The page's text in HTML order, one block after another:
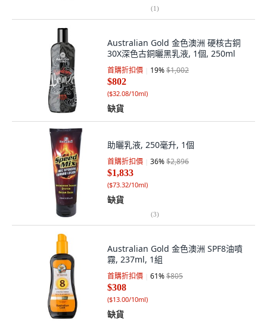
(1)
Australian Gold 金色澳洲 硬核古銅
30X深色古銅曬黑乳液, 1個, 250ml
首購折扣價 19%$1,002
$802
($32.08/10ml)
缺貨
助曬乳液, 250毫升, 1個
首購折扣價 36%$2,896
$1,833
($73.32/10ml)
缺貨
(3)
Australian Gold 金色澳洲 SPF8油噴
霧, 237ml, 1組
首購折扣價 61%$805
$308
($13.00/10ml)
缺貨